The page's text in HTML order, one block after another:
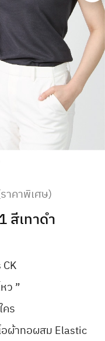
าคาพิเศษ)
สีเทาดำ
ว ”
ร
ผ้าทอผสม Elastic